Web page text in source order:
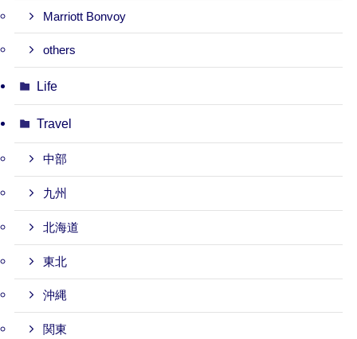
Marriott Bonvoy
others
Life
Travel
中部
九州
北海道
東北
沖縄
関東